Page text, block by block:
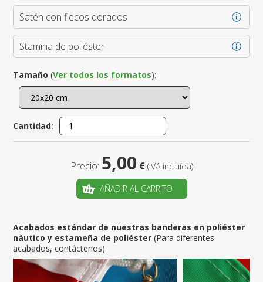
Satén con flecos dorados
Stamina de poliéster
Tamaño (Ver todos los formatos):
Cantidad:
Precio: 5,00 € (IVA incluída)
AÑADIR AL CARRITO
Acabados estándar de nuestras banderas en poliéster
náutico y estameña de poliéster (Para diferentes
acabados, contáctenos)